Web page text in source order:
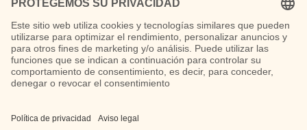
Plataforma intercultural que conecta
Latinoamérica y Alemania.
© 2026 Latina Magazin. Todos los derechos
reservados.
contenido por F1 Assistent